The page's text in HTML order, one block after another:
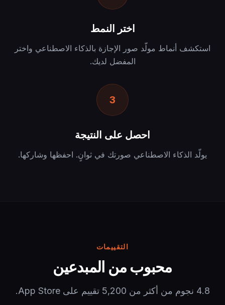
اختر النمط
استكشف أنماط مولّد صور الإجازة بالذكاء الاصطناعي واختر
المفضل لديك.
3
احصل على النتيجة
يولّد الذكاء الاصطناعي صورتك في ثوانٍ. احفظها وشاركها.
التقييمات
محبوب من المبدعين
4.8 نجوم من أكثر من 5,200 تقييم على App Store.